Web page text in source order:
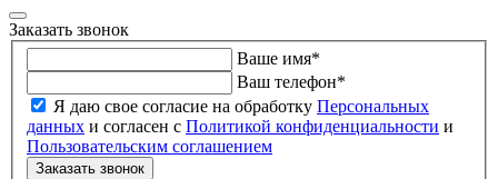
Заказать звонок
Ваше имя*
Ваш телефон*
Я даю свое согласие на обработку Персональных
данных и согласен с Политикой конфиденциальности и
Пользовательским соглашением
Заказать звонок